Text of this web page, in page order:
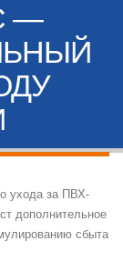
—
ухода за ПВХ-
дополнительное
сбыта